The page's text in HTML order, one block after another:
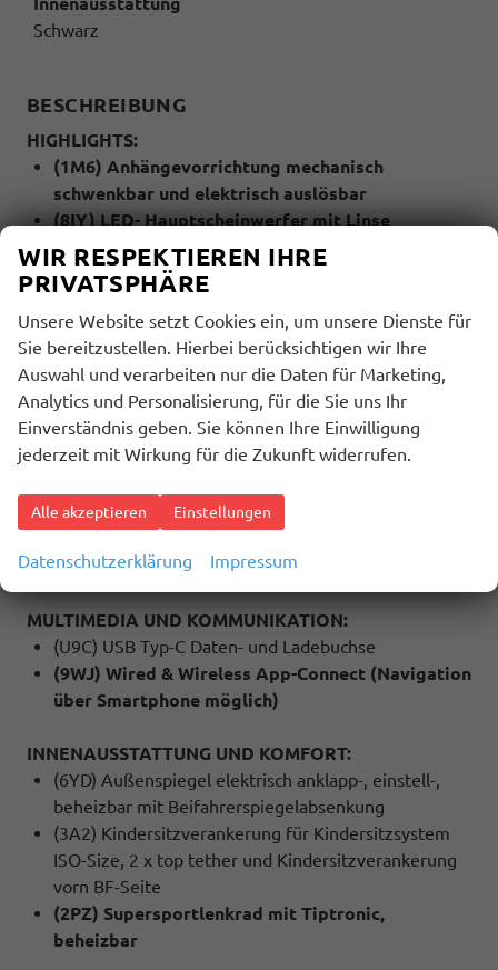
Schwarz
BESCHREIBUNG
HIGHLIGHTS:
(1M6) Anhängevorrichtung mechanisch
schwenkbar und elektrisch auslösbar
(8IY) LED- Hauptscheinwerfer mit Linse
(QR9) Verkehrszeichenerkennung
(4A3) Sitzheizung für Vordersitze
Wärmeschutzverglasung, ab B-Säule und hinten
abgedunkelt
(8T3) Automatische Distanzregelung (ACC)
(4E6) Heckklappe elektrisch öffnend und
schließend inkl. virtuellem Pedal
(7AL) Diebstahlwarnanlage
(4K5) Keyless Advanced (Schlüsselloses öffenen
(QQ9) Ambiente Licht 2
MULTIMEDIA UND KOMMUNIKATION:
(U9C) USB Typ-C Daten- und Ladebuchse
(9WJ) Wired & Wireless App-Connect (Navigation
über Smartphone möglich)
INNENAUSSTATTUNG UND KOMFORT:
(6YD) Außenspiegel elektrisch anklapp-, einstell-,
beheizbar mit Beifahrerspiegelabsenkung
(3A2) Kindersitzverankerung für Kindersitzsystem
ISO-Size, 2 x top tether und Kindersitzverankerung
vorn BF-Seite
(2PZ) Supersportlenkrad mit Tiptronic,
beheizbar
WIR RESPEKTIEREN IHRE
PRIVATSPHÄRE
Unsere Website setzt Cookies ein, um unsere Dienste für
Sie bereitzustellen. Hierbei berücksichtigen wir Ihre
Auswahl und verarbeiten nur die Daten für Marketing,
Analytics und Personalisierung, für die Sie uns Ihr
Einverständnis geben. Sie können Ihre Einwilligung
jederzeit mit Wirkung für die Zukunft widerrufen.
Alle akzeptieren Einstellungen
Datenschutzerklärung Impressum